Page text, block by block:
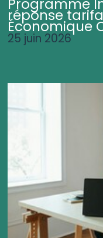
Programme
réponse
Économique
25 juin 2026